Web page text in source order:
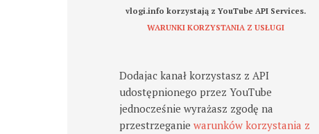
vlogi.info korzystają z YouTube API Services.
WARUNKI KORZYSTANIA Z USŁUGI
Dodajac kanał korzystasz z API
udostępnionego przez YouTube
jednocześnie wyrażasz zgodę na
przestrzeganiewarunków korzystania z